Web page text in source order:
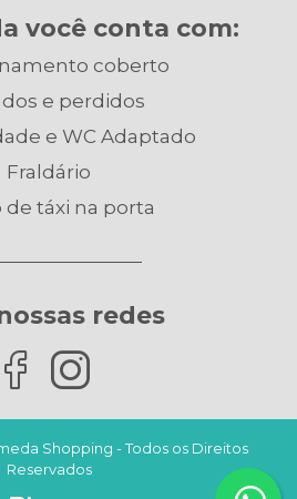
você conta com:
coberto
e perdidos
e WC Adaptado
Fraldário
de táxi na porta
redes
Shopping - Todos os Direitos
Reservados